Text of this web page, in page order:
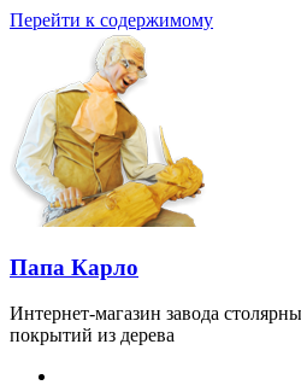
Перейти к содержимому
Папа Карло
Интернет-магазин завода
покрытий из дерева